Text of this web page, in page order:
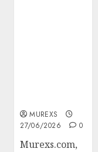
MUREXS
27/06/2026
0
Murexs.com,